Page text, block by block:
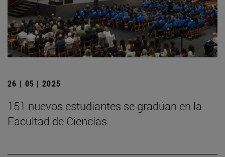
26 | 05 | 2025
151 nuevos estudiantes se gradúan en la
Facultad de Ciencias